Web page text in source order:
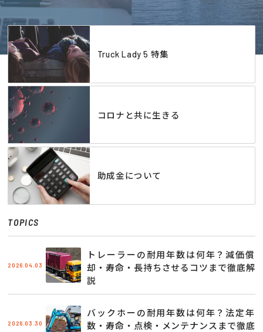
Truck Lady 5 特集
コロナと共に生きる
助成金について
TOPICS
2026.04.03
トレーラーの耐用年数は何年？減価償
却・寿命・長持ちさせるコツまで徹底解
説
2026.03.30
バックホーの耐用年数は何年？法定年
数・寿命・点検・メンテナンスまで徹底